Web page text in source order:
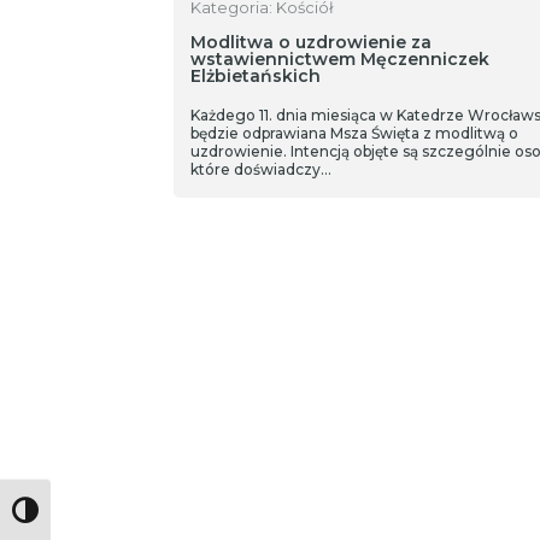
Toggle High Contrast
Kategoria: Kościół
Modlitwa o uzdrowienie za
wstawiennictwem Męczenniczek
Elżbietańskich
Każdego 11. dnia miesiąca w Katedrze
będzie odprawiana Msza Święta z modlitwą o
uzdrowienie. Intencją objęte są szczególnie
które doświadczy…